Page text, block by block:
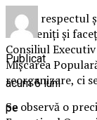
Cu tot respectul
interveniți și
Consiliul
Mișcarea
reorganizare, ci
Se observă o
Publicat
acum 6 luni
pe